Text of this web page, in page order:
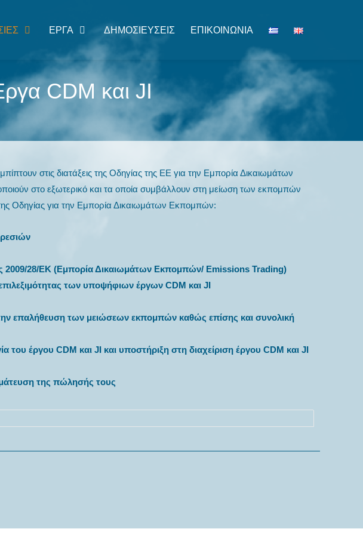
ΈΡΓΑ ΔΗΜΟΣΙΕΎΣΕΙΣ ΕΠΙΚΟΙΝΩΝΊΑ
CDM και JI
στις διατάξεις της Οδηγίας της ΕΕ για την Εμπορία Δικαιωμάτων
στο εξωτερικό και τα οποία συμβάλλουν στη μείωση των εκπομπών
Οδηγίας για την Εμπορία Δικαιωμάτων Εκπομπών:
2009/28/ΕΚ (Εμπορία Δικαιωμάτων Εκπομπών/ Emissions Trading)
των υποψήφιων έργων CDM και JI
επαλήθευση των μειώσεων εκπομπών καθώς επίσης και συνολική
έργου CDM και JI και υποστήριξη στη διαχείριση έργου CDM και JI
της πώλησής τους